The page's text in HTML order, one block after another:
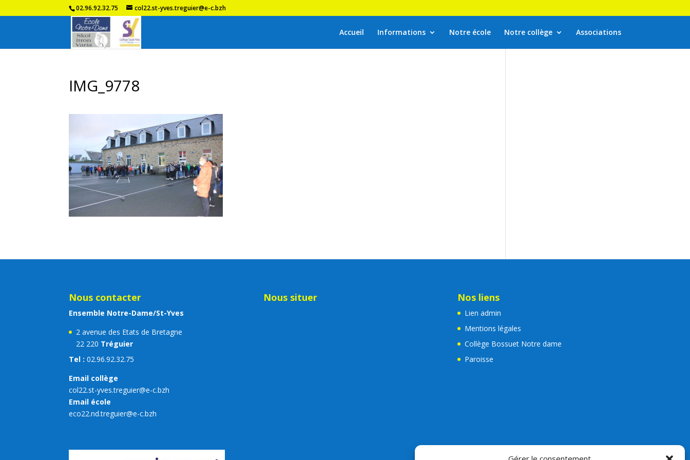
02.96.92.32.75 col22.st-yves.treguier@e-c.bzh
Accueil Informations Notre école Notre collège Associations
IMG_9778
Nous contacter
Ensemble Notre-Dame/St-Yves
2 avenue des Etats de Bretagne
22 220 Tréguier
Tel : 02.96.92.32.75
Email collège
col22.st-yves.treguier@e-c.bzh
Email école
eco22.nd.treguier@e-c.bzh
Nous situer Nos liens
Lien admin
Mentions légales
Collège Bossuet Notre dame
Paroisse